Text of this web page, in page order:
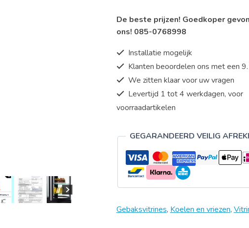
MATILDE
aantal
De beste prijzen! Goedkoper
ons! 085-0768998
Installatie mogelijk
Klanten beoordelen ons met een
We zitten klaar voor uw vragen
Levertijd 1 tot 4 werkdagen, voor
voorraadartikelen
GEGARANDEERD VEILIG
Gebaksvitrines, Koelen en vriezen,